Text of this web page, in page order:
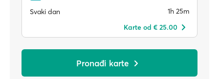
Svaki dan
1h 25m
Karte od € 25.00
Pronađi karte